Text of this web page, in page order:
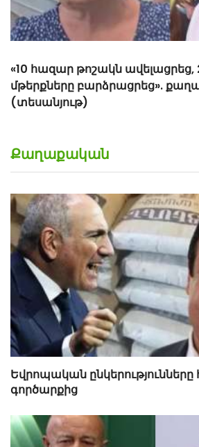
«10 հազար թոշակն
մթերքները բարձրացրեց».
(տեսանյութ)
Քաղաքական
Եվրոպական ընկերությունները
գործարքից